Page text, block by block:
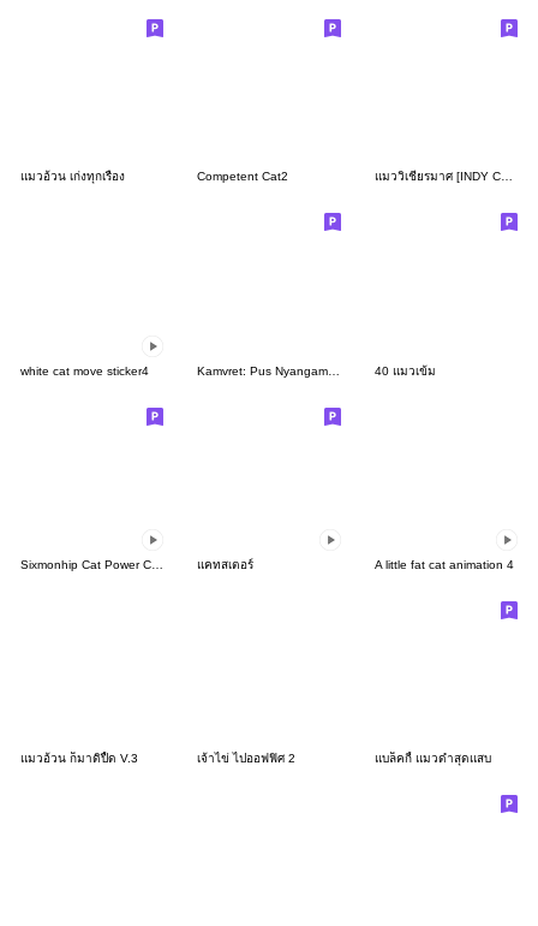
แมวอ้วน เก่งทุกเรื่อง Competent Cat2 แมววิเชียรมาศ [INDY Cosplay]
white cat move sticker4 40 แมวเข้ม
แคทสเตอร์ A little fat cat animation 4
แมวอ้วน ก็มาดิปื้ด V.3 เจ้าไข่ ไปออฟฟิศ 2 แบล็คกี้ แมวดำสุดแสบ